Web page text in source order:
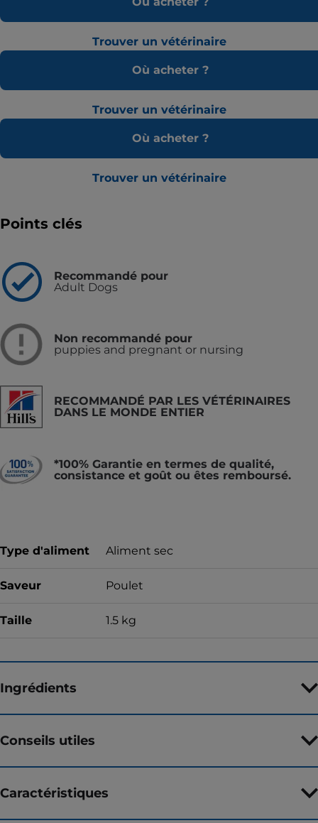
Trouver un vétérinaire
Où acheter ?
Trouver un vétérinaire
Où acheter ?
Trouver un vétérinaire
Points clés
Recommandé pour
Adult Dogs
Non recommandé pour
puppies and pregnant or nursing
RECOMMANDÉ PAR LES VÉTÉRINAIRES
DANS LE MONDE ENTIER
*100% Garantie en termes de qualité,
consistance et goût ou êtes remboursé.
Type d'aliment Aliment sec
Saveur Poulet
Taille 1.5 kg
Ingrédients
Conseils utiles
Caractéristiques